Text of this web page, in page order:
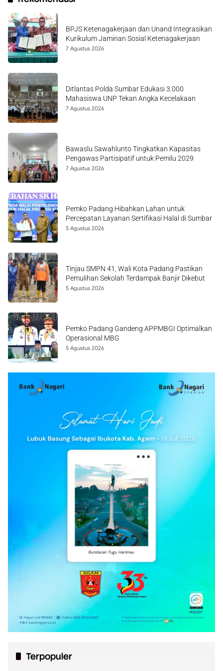
BPJS Ketenagakerjaan dan Unand Integrasikan
Kurikulum Jaminan Sosial Ketenagakerjaan
7 Agustus 2026
Ditlantas Polda Sumbar Edukasi 3.000
Mahasiswa UNP Tekan Angka Kecelakaan
7 Agustus 2026
Bawaslu Sawahlunto Tingkatkan Kapasitas
Pengawas Partisipatif untuk Pemilu 2029
7 Agustus 2026
Pemko Padang Hibahkan Lahan untuk
Percepatan Layanan Sertifikasi Halal di Sumbar
5 Agustus 2026
Tinjau SMPN 41, Wali Kota Padang Pastikan
Pemulihan Sekolah Terdampak Banjir Dikebut
5 Agustus 2026
Pemko Padang Gandeng APPMBGI Optimalkan
Operasional MBG
5 Agustus 2026
Terpopuler